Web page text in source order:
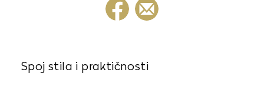
Spoj stila i praktičnosti